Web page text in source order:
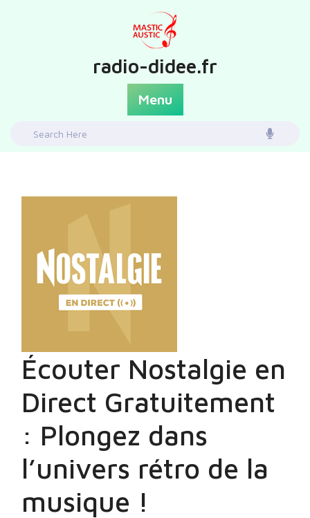
radio-didee.fr
Menu
Search
Écouter Nostalgie en
Direct Gratuitement
: Plongez dans
l’univers rétro de la
musique !